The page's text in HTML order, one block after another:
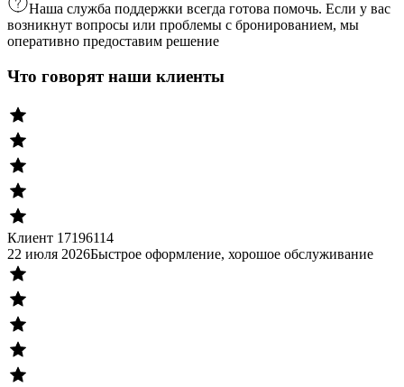
Наша служба поддержки всегда готова помочь. Если у вас
возникнут вопросы или проблемы с бронированием, мы
оперативно предоставим решение
Что говорят наши клиенты
Клиент 17196114
22 июля 2026Быстрое оформление, хорошое обслуживание